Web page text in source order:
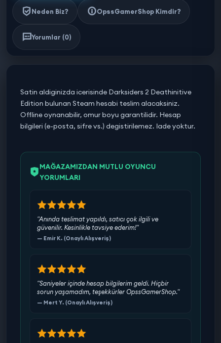
Neden Biz? OpssGamerShop Kimdir?
Yorumlar (0)
Satin aldiginizda icerisinde Darksiders 2 Deathinitive
Edition bulunan Steam hesabi teslim alacaksiniz.
Offline oynanabilir, omur boyu garantilidir. Hesap
bilgileri (e-posta, sifre vs.) degistirilemez. Iade yoktur.
MAĞAZAMIZDAN MUTLU OYUNCU
YORUMLARI
"Anında teslimat yapıldı, satıcı çok ilgili ve
güvenilir. Kesinlikle tavsiye ederim!"
— Emir K. (Onaylı Alışveriş)
"Saniyeler içinde hesap bilgilerim geldi. Hiçbir
sorun yaşamadım, teşekkürler OpssGamerShop."
— Mert Y. (Onaylı Alışveriş)